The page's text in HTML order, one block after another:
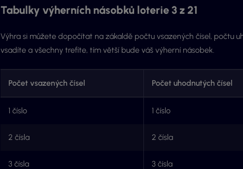
Tabulky výherních násobků loterie 3 z 21
Výhra si můžete dopočítat na zákaldě počtu vsazených čísel, počtu
vsadíte a všechny trefíte, tím větší bude váš výherní násobek.
Počet vsazených čísel Počet uhodnutých čísel
1 číslo 1 číslo
2 čísla 2 čísla
3 čísla 3 čísla